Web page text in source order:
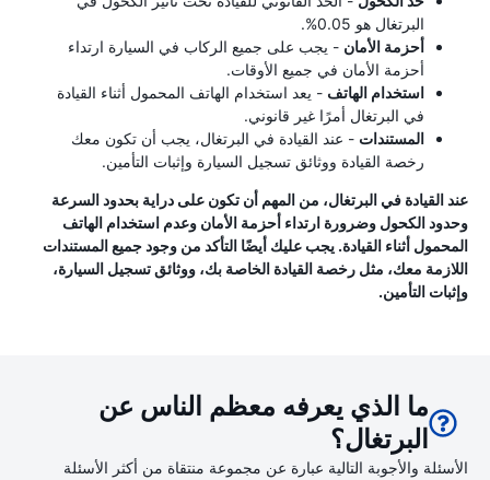
البرتغال هو 0.05%.
أحزمة الأمان - يجب على جميع الركاب في السيارة ارتداء
أحزمة الأمان في جميع الأوقات.
استخدام الهاتف - يعد استخدام الهاتف المحمول أثناء القيادة
في البرتغال أمرًا غير قانوني.
المستندات - عند القيادة في البرتغال، يجب أن تكون معك
رخصة القيادة ووثائق تسجيل السيارة وإثبات التأمين.
عند القيادة في البرتغال، من المهم أن تكون على دراية بحدود السرعة
وحدود الكحول وضرورة ارتداء أحزمة الأمان وعدم استخدام الهاتف
المحمول أثناء القيادة. يجب عليك أيضًا التأكد من وجود جميع المستندات
اللازمة معك، مثل رخصة القيادة الخاصة بك، ووثائق تسجيل السيارة،
وإثبات التأمين.
ما الذي يعرفه معظم الناس عن
البرتغال؟
الأسئلة والأجوبة التالية عبارة عن مجموعة منتقاة من أكثر الأسئلة